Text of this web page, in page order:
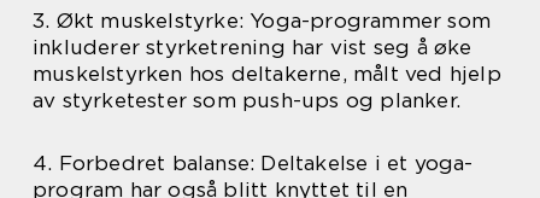
3. Økt muskelstyrke: Yoga-programmer som
inkluderer styrketrening har vist seg å øke
muskelstyrken hos deltakerne, målt ved hjelp
av styrketester som push-ups og planker.
4. Forbedret balanse: Deltakelse i et yoga-
program har også blitt knyttet til en